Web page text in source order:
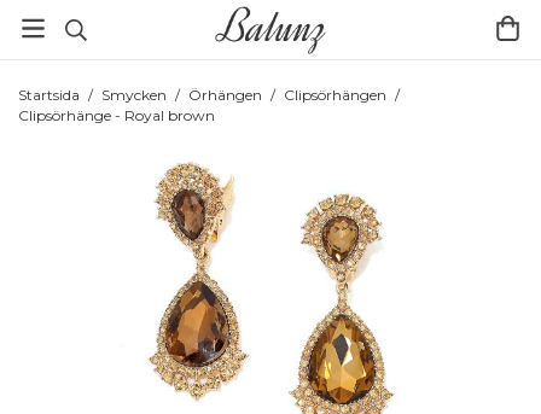
Startsida / Smycken / Örhängen / Clipsörhängen /
Clipsörhänge - Royal brown